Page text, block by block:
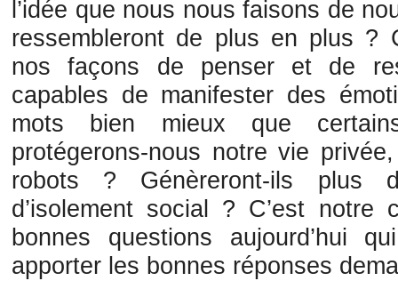
l’idée que nous nous faisons de
ressembleront de plus en plus ?
nos façons de penser et de
capables de manifester des
mots bien mieux que
protégerons-nous notre vie
robots ? Génèreront-ils plus
d’isolement social ? C’est
bonnes questions aujourd’hui
apporter les bonnes réponses